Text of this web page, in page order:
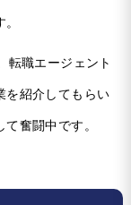
転職エージェント
を紹介してもらい
奮闘中です。